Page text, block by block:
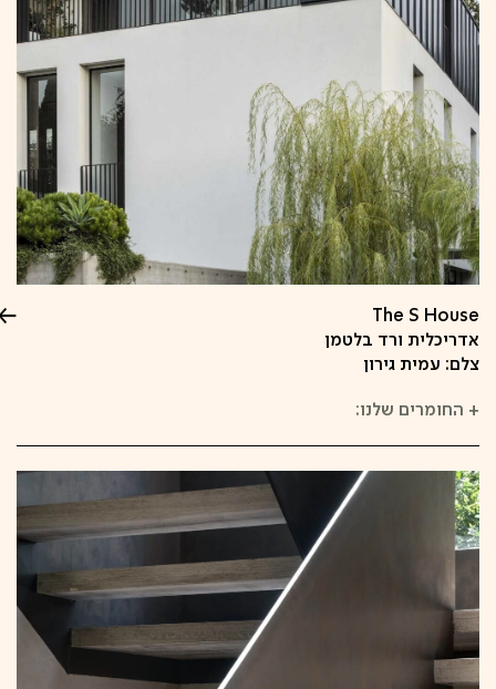
The S House
אדריכלית ורד בלטמן
צלם: עמית גירון
+ החומרים שלנו: